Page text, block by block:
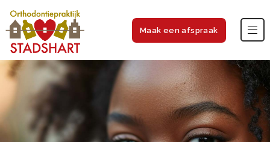
Orthostadshart
Maak een afspraak